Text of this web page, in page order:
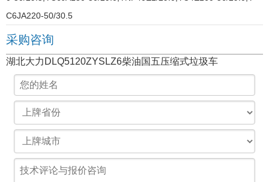
C6JA220-50/30.5
采购咨询
湖北大力DLQ5120ZYSLZ6柴油国五压缩式垃圾车